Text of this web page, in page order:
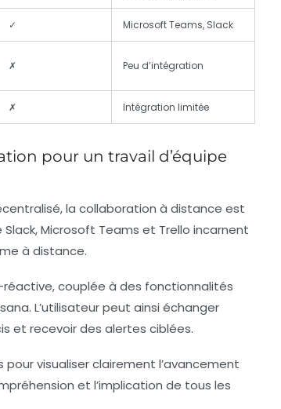
✓ Microsoft Teams, Slack
✗ Peu d’intégration
✗ Intégration limitée
pour un travail d’équipe
la collaboration à distance est
Slack,Microsoft Teams et Trello incarnent
à distance.
couplée à des fonctionnalités
L’utilisateur peut ainsi échanger
et recevoir des alertes ciblées.
visualiser clairement l’avancement
et l’implication de tous les